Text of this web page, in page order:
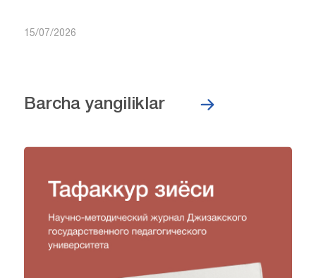
15/07/2026
Barcha yangiliklar